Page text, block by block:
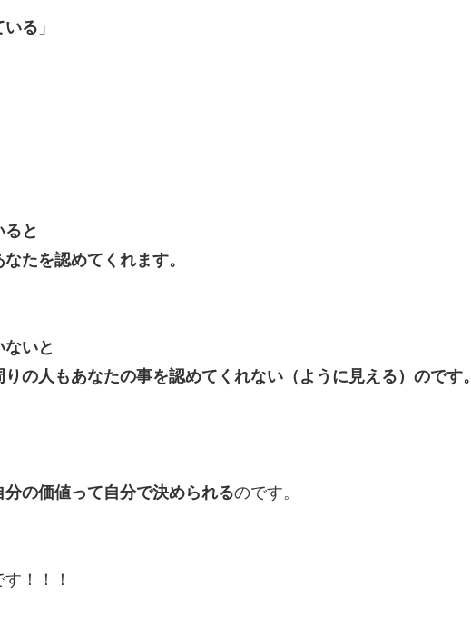
いる 」
と
たを認めてくれます。
いと
の人もあなたの事を認めてくれない（ように見える）のです。
分の価値って自分で決められるのです。
！！！